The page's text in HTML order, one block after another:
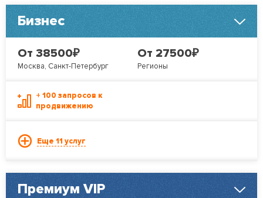
Бизнес
От 38500₽
Москва, Санкт-Петербург
От 27500₽
Регионы
+ 100 запросов к
продвижению
Еще 11 услуг
Премиум VIP